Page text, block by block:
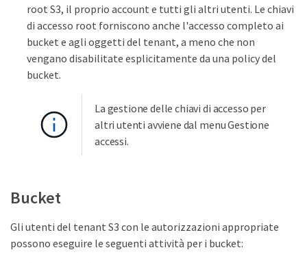
root S3, il proprio account e tutti gli altri utenti. Le chiavi
di accesso root forniscono anche l'accesso completo ai
bucket e agli oggetti del tenant, a meno che non
vengano disabilitate esplicitamente da una policy del
bucket.
La gestione delle chiavi di accesso per
altri utenti avviene dal menu Gestione
accessi.
Bucket
Gli utenti del tenant S3 con le autorizzazioni appropriate
possono eseguire le seguenti attività per i bucket: